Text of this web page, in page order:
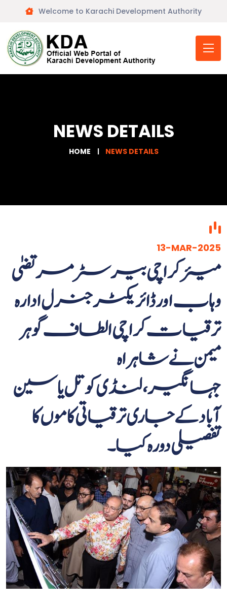
Welcome to Karachi Development Authority
NEWS DETAILS
HOME NEWS DETAILS
13-MAR-2025
میئر کراچی بیرسٹر مرتضیٰ
وہاب اور ڈائریکٹر جنرل ادارہ
ترقیات کراچی الطاف گوہر
میمن نے شاہراہ
جہانگیر،لنڈی کوتل یاسین
آباد کے جاری ترقیاتی کاموں کا
تفصیلی دورہ کیا۔